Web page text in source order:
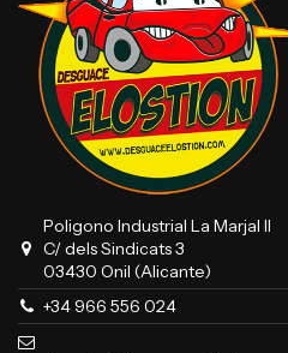
Poligono Industrial La Marjal II
C/ dels Sindicats 3
03430 Onil (Alicante)
+34 966 556 024